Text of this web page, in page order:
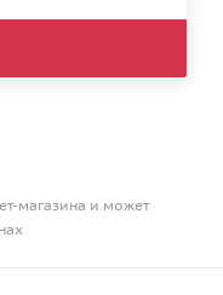
магазина и может